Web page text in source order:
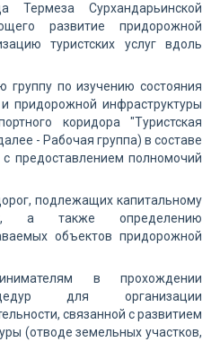
Термеза Сурхандарьинской
развитие придорожной
туристских услуг вдоль
группу по изучению состояния
придорожной инфраструктуры
коридора "Туристская
- Рабочая группа) в составе
с предоставлением полномочий
подлежащих капитальному
а также определению
объектов придорожной
в прохождении
для организации
связанной с развитием
(отводе земельных участков,